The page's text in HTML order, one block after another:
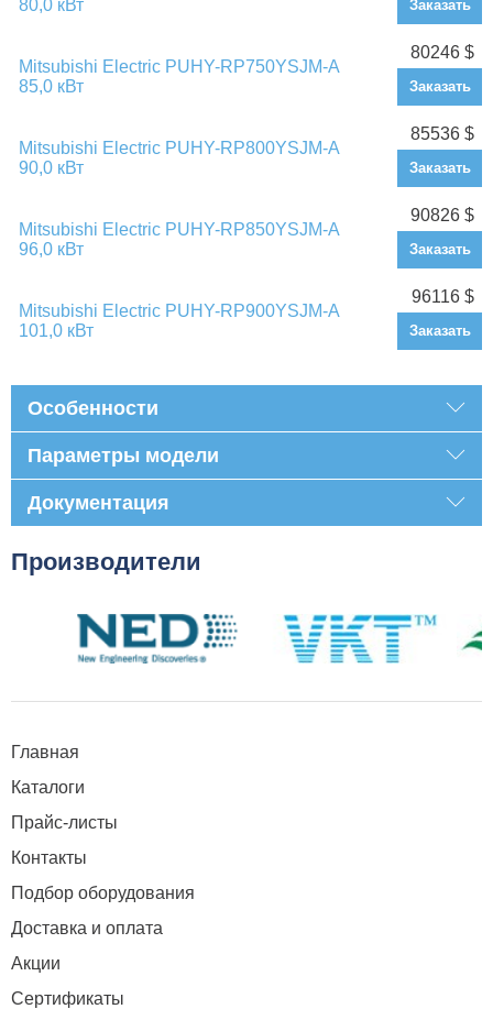
80,0 кВт
Заказать
Mitsubishi Electric PUHY-RP750YSJM-A
85,0 кВт
80246 $
Заказать
Mitsubishi Electric PUHY-RP800YSJM-A
90,0 кВт
85536 $
Заказать
Mitsubishi Electric PUHY-RP850YSJM-A
96,0 кВт
90826 $
Заказать
Mitsubishi Electric PUHY-RP900YSJM-A
101,0 кВт
96116 $
Заказать
Особенности
Параметры модели
Документация
Производители
Главная
Каталоги
Прайс-листы
Контакты
Подбор оборудования
Доставка и оплата
Акции
Сертификаты